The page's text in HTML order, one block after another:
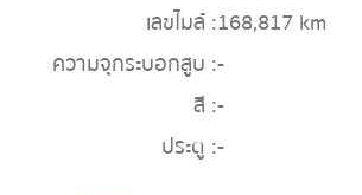
เลขไมล์ :168,817 km
ความจุกระบอกสูบ :-
สี :-
ประตู :-